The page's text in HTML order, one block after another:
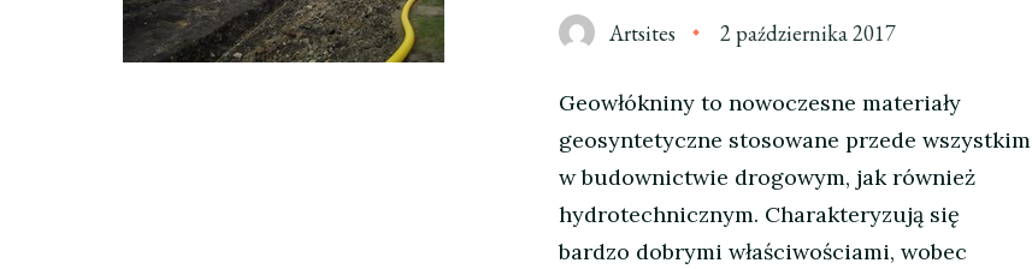
Artsites 2 października 2017
Geowłókniny to nowoczesne materiały
geosyntetyczne stosowane przede wszystkim
w budownictwie drogowym, jak również
hydrotechnicznym. Charakteryzują się
bardzo dobrymi właściwościami, wobec